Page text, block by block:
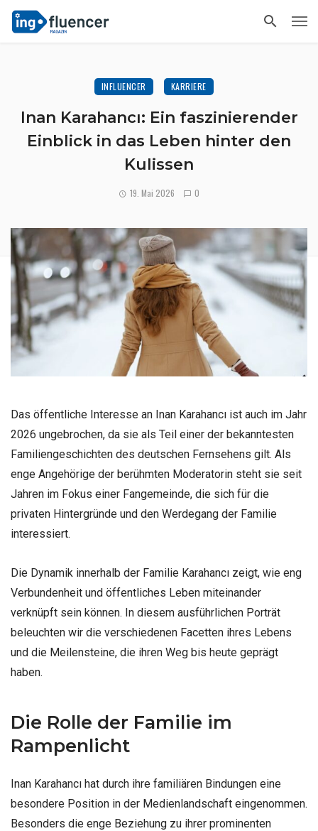
INFLUENCER KARRIERE
Inan Karahancı: Ein faszinierender
Einblick in das Leben hinter den
Kulissen
19. Mai 2026 0
Das öffentliche Interesse an Inan Karahancı ist auch im Jahr
2026 ungebrochen, da sie als Teil einer der bekanntesten
Familiengeschichten des deutschen Fernsehens gilt. Als
enge Angehörige der berühmten Moderatorin steht sie seit
Jahren im Fokus einer Fangemeinde, die sich für die
privaten Hintergründe und den Werdegang der Familie
interessiert.
Die Dynamik innerhalb der Familie Karahancı zeigt, wie eng
Verbundenheit und öffentliches Leben miteinander
verknüpft sein können. In diesem ausführlichen Porträt
beleuchten wir die verschiedenen Facetten ihres Lebens
und die Meilensteine, die ihren Weg bis heute geprägt
haben.
Die Rolle der Familie im
Rampenlicht
Inan Karahancı hat durch ihre familiären Bindungen eine
besondere Position in der Medienlandschaft eingenommen.
Besonders die enge Beziehung zu ihrer prominenten